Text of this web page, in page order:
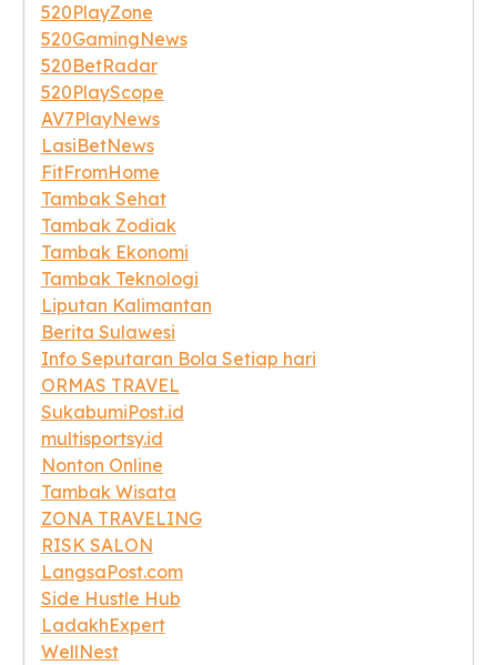
520PlayZone
520GamingNews
520BetRadar
520PlayScope
AV7PlayNews
LasiBetNews
FitFromHome
Tambak Sehat
Tambak Zodiak
Tambak Ekonomi
Tambak Teknologi
Liputan Kalimantan
Berita Sulawesi
Info Seputaran Bola Setiap hari
ORMAS TRAVEL
SukabumiPost.id
multisportsy.id
Nonton Online
Tambak Wisata
ZONA TRAVELING
RISK SALON
LangsaPost.com
Side Hustle Hub
LadakhExpert
WellNest